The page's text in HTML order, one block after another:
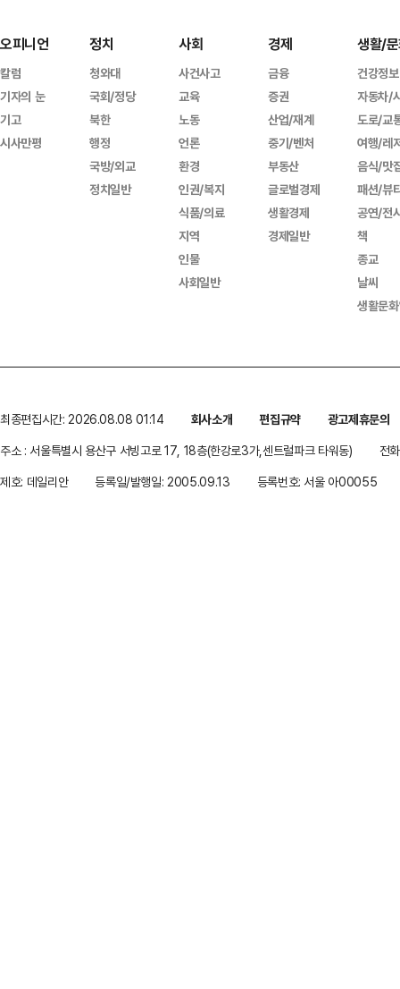
오피니언
칼럼
기자의 눈
기고
시사만평
정치
청와대
국회/정당
북한
행정
국방/외교
정치일반
사회
사건사고
교육
노동
언론
환경
인권/복지
식품/의료
지역
인물
사회일반
경제
금융
증권
산업/재계
중기/벤처
부동산
글로벌경제
생활경제
경제일반
생활/
건강정보
자동차/
도로/교
여행/레
음식/맛
패션/뷰
공연/전
책
종교
날씨
생활문
최종편집시간: 2026.08.08 01:14 회사소개 편집규약
광고제휴문의
주소 : 서울특별시 용산구 서빙고로 17, 18층(한강로3가,센트럴파크 타워동)
전
제호: 데일리안
등록일/발행일: 2005.09.13 등록번호: 서울 아00055